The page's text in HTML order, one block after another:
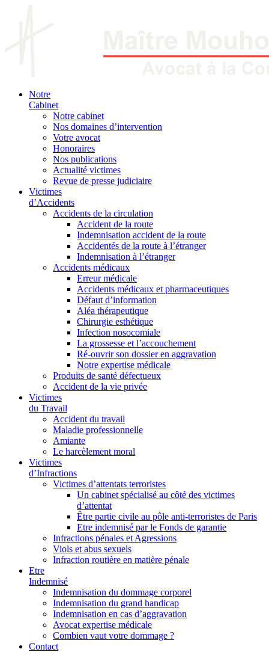
Notre
Cabinet
Notre cabinet
Nos domaines d’intervention
Votre avocat
Honoraires
Nos publications
Actualité victimes
Revue de presse judiciaire
Victimes
d’Accidents
Accidents de la circulation
Accident de la route
Indemnisation accident de la route
Accidentés de la route à l’étranger
Indemnisation à l’étranger
Accidents médicaux
Erreur médicale
Accidents médicaux et pharmaceutiques
Défaut d’information
Aléa thérapeutique
Chirurgie esthétique
Infection nosocomiale
La grossesse et l’accouchement
Ré-ouvrir son dossier en aggravation
Notre expertise médicale
Produits de santé défectueux
Accident de la vie privée
Victimes
du Travail
Accident du travail
Maladie professionnelle
Amiante
Le harcèlement moral
Victimes
d’Infractions
Victimes d’attentats terroristes
Un cabinet spécialisé au côté des victimes
d’attentat
Être partie civile au pôle anti-terroristes de Paris
Etre indemnisé par le Fonds de garantie
Infractions pénales et Agressions
Viols et abus sexuels
Infraction routière en matière pénale
Etre
Indemnisé
Indemnisation du dommage corporel
Indemnisation du grand handicap
Indemnisation en cas d’aggravation
Avocat expertise médicale
Combien vaut votre dommage ?
Contact